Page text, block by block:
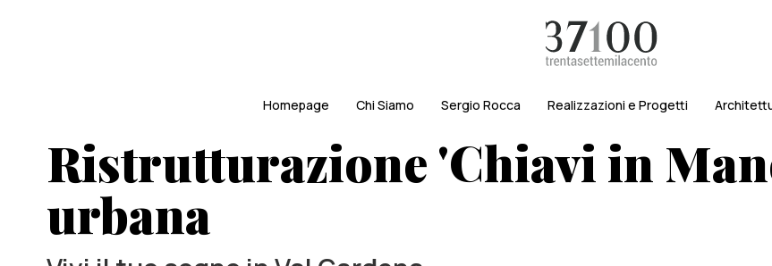
Homepage Chi Siamo Sergio Rocca Realizzazioni e Progetti
Ristrutturazione 'Chiavi in
urbana